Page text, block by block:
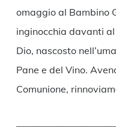
omaggio al Bambino
inginocchia davanti
Dio, nascosto
Pane e del Vino.
Comunione,